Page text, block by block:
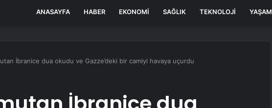
ANASAYFA HABER EKONOMI SAĞLIK TEKNOLOJI YAŞAM
İbranice dua okudu ve Gazze’deki bir camiyi havaya uçurdu